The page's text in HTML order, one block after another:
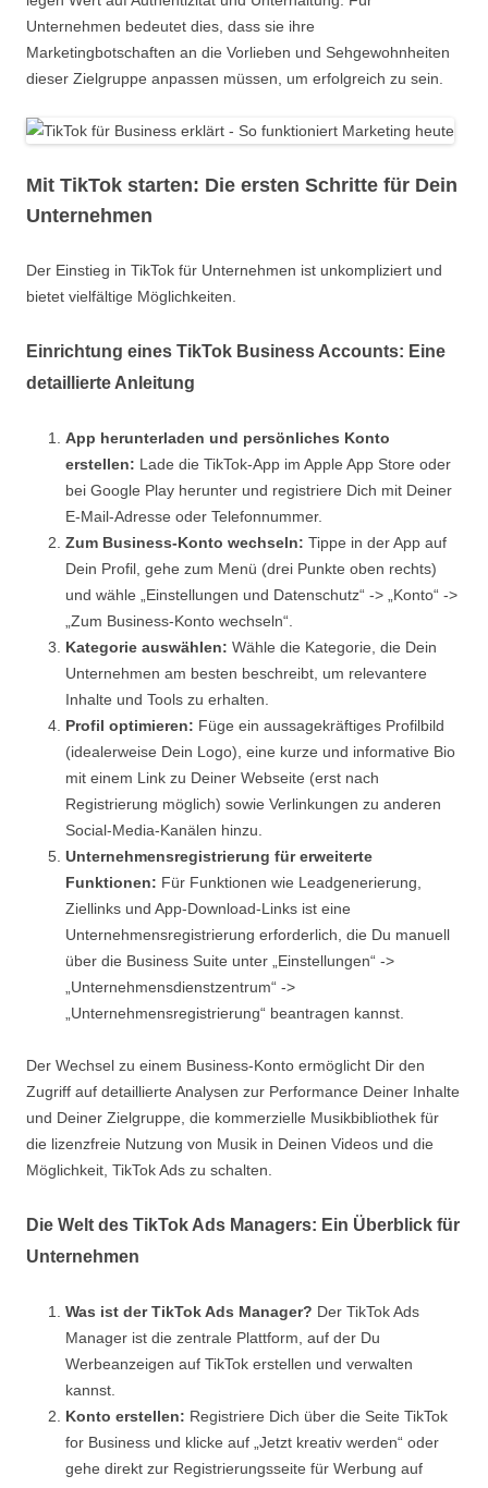
Unternehmen bedeutet dies, dass sie ihre
Marketingbotschaften an die Vorlieben und Sehgewohnheiten
dieser Zielgruppe anpassen müssen, um erfolgreich zu sein.
Mit TikTok starten: Die ersten Schritte für Dein
Unternehmen
Der Einstieg in TikTok für Unternehmen ist unkompliziert und
bietet vielfältige Möglichkeiten.
Einrichtung eines TikTok Business Accounts: Eine
detaillierte Anleitung
App herunterladen und persönliches Konto
erstellen: Lade die TikTok-App im Apple App Store oder
bei Google Play herunter und registriere Dich mit Deiner
E-Mail-Adresse oder Telefonnummer.
Zum Business-Konto wechseln: Tippe in der App auf
Dein Profil, gehe zum Menü (drei Punkte oben rechts)
und wähle „Einstellungen und Datenschutz“ -> „Konto“ ->
„Zum Business-Konto wechseln“.
Kategorie auswählen: Wähle die Kategorie, die Dein
Unternehmen am besten beschreibt, um relevantere
Inhalte und Tools zu erhalten.
Profil optimieren: Füge ein aussagekräftiges Profilbild
(idealerweise Dein Logo), eine kurze und informative Bio
mit einem Link zu Deiner Webseite (erst nach
Registrierung möglich) sowie Verlinkungen zu anderen
Social-Media-Kanälen hinzu.
Unternehmensregistrierung für erweiterte
Funktionen: Für Funktionen wie Leadgenerierung,
Ziellinks und App-Download-Links ist eine
Unternehmensregistrierung erforderlich, die Du manuell
über die Business Suite unter „Einstellungen“ ->
„Unternehmensdienstzentrum“ ->
„Unternehmensregistrierung“ beantragen kannst.
Der Wechsel zu einem Business-Konto ermöglicht Dir den
Zugriff auf detaillierte Analysen zur Performance Deiner Inhalte
und Deiner Zielgruppe, die kommerzielle Musikbibliothek für
die lizenzfreie Nutzung von Musik in Deinen Videos und die
Möglichkeit, TikTok Ads zu schalten.
Die Welt des TikTok Ads Managers: Ein Überblick für
Unternehmen
Was ist der TikTok Ads Manager? Der TikTok Ads
Manager ist die zentrale Plattform, auf der Du
Werbeanzeigen auf TikTok erstellen und verwalten
kannst.
Konto erstellen: Registriere Dich über die Seite TikTok
for Business und klicke auf „Jetzt kreativ werden“ oder
gehe direkt zur Registrierungsseite für Werbung auf